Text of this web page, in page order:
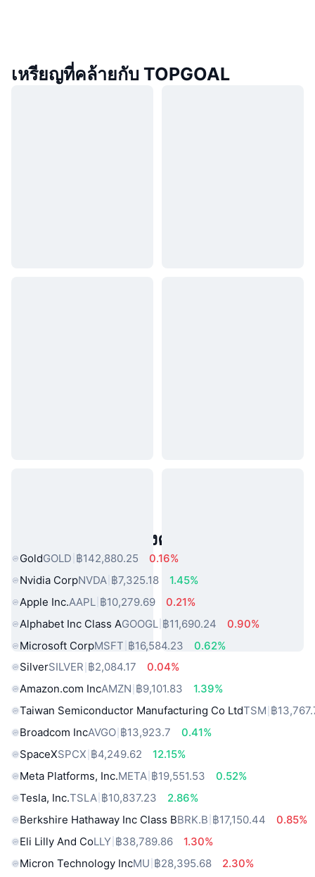
เหรียญที่คล้ายกับ TOPGOAL
สินทรัพย์ในโลกแห่งความจริงยอดนิยม
GoldGOLD ฿142,880.25
0.16%
Nvidia CorpNVDA ฿7,325.18
1.45%
Apple Inc.AAPL ฿10,279.69
0.21%
Alphabet Inc Class AGOOGL ฿11,690.24
0.90%
Microsoft CorpMSFT ฿16,584.23
0.62%
SilverSILVER ฿2,084.17
0.04%
Amazon.com IncAMZN ฿9,101.83
1.39%
Taiwan Semiconductor Manufacturing Co LtdTSM ฿
Broadcom IncAVGO ฿13,923.7
0.41%
SpaceXSPCX ฿4,249.62
12.15%
Meta Platforms, Inc.META ฿19,551.53
0.52%
Tesla, Inc.TSLA ฿10,837.23
2.86%
Berkshire Hathaway Inc Class BBRK.B ฿17,150.44
0.85%
Eli Lilly And CoLLY ฿38,789.86
1.30%
Micron Technology IncMU ฿28,395.68
2.30%